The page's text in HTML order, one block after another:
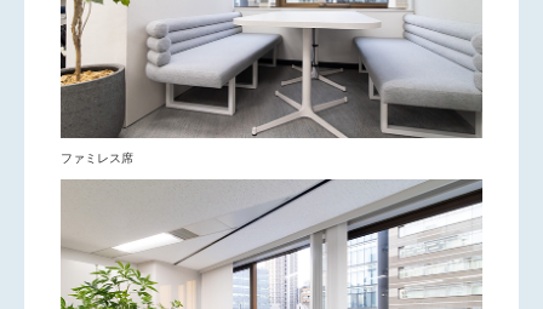
ファミレス席